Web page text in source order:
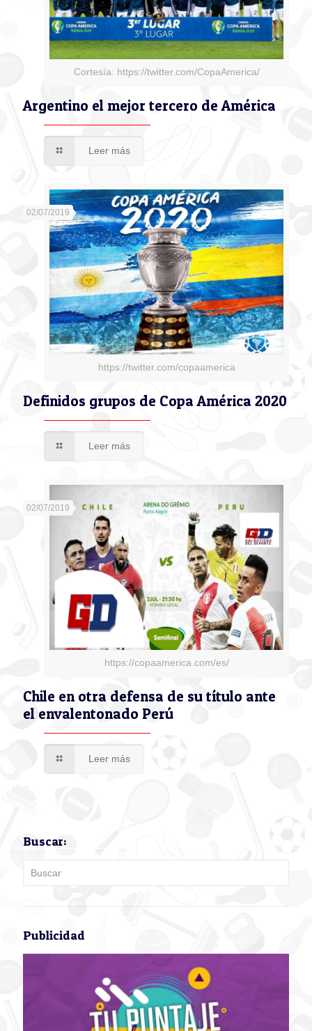
Cortesía: https://twitter.com/CopaAmerica/
Argentino el mejor tercero de América
Leer más
https://twitter.com/copaamerica
02/07/2019
Definidos grupos de Copa América 2020
Leer más
https://copaamerica.com/es/
02/07/2019
Chile en otra defensa de su título ante
el envalentonado Perú
Leer más
Buscar:
Publicidad